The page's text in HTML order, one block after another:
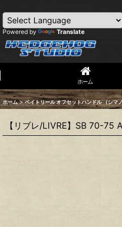
Powered by Translate
ホーム
ホーム > ベイトリール オフセットハンドル （シマ
【リブレ/LIVRE】SB 70-75